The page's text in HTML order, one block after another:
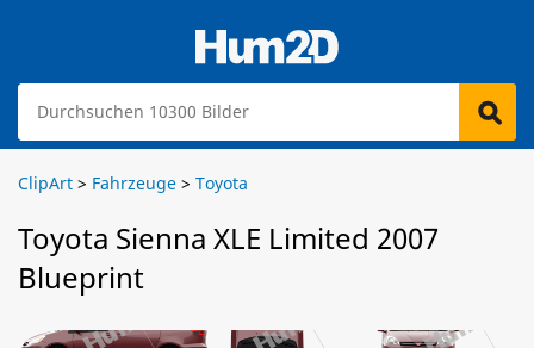
ClipArt > Fahrzeuge > Toyota
Toyota Sienna XLE Limited 2007
Blueprint